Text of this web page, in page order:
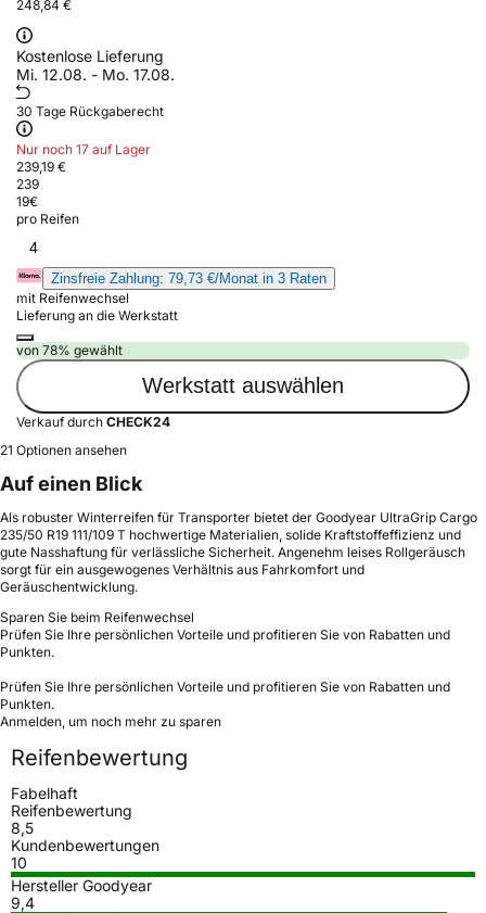
248,84 €
Kostenlose Lieferung
Mi. 12.08. - Mo. 17.08.
30 Tage Rückgaberecht
Nur noch 17 auf Lager
239,19 €
239
19€
pro Reifen
4
Zinsfreie Zahlung: 79,73 €/Monat in 3 Raten
mit Reifenwechsel
Lieferung an die Werkstatt
von 78% gewählt
Werkstatt auswählen
Verkauf durch CHECK24
21 Optionen ansehen
Auf einen Blick
Als robuster Winterreifen für Transporter bietet der Goodyear UltraGrip Cargo
235/50 R19 111/109 T hochwertige Materialien, solide Kraftstoffeffizienz und
gute Nasshaftung für verlässliche Sicherheit. Angenehm leises Rollgeräusch
sorgt für ein ausgewogenes Verhältnis aus Fahrkomfort und
Geräuschentwicklung.
Sparen Sie beim Reifenwechsel
Prüfen Sie Ihre persönlichen Vorteile und profitieren Sie von Rabatten und
Punkten.
Prüfen Sie Ihre persönlichen Vorteile und profitieren Sie von Rabatten und
Punkten.
Anmelden, um noch mehr zu sparen
Reifenbewertung
Fabelhaft
Reifenbewertung
8,5
Kundenbewertungen
10
Hersteller Goodyear
9,4